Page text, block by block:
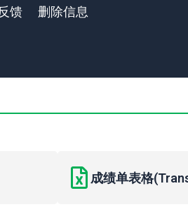
馈
删除信息
成绩单表格